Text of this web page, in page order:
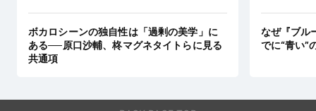
ボカロシーンの独自性は「過剰の美学」に
ある──原口沙輔、柊マグネタイトらに見る
共通項
なぜ『ブル
でに“青い”